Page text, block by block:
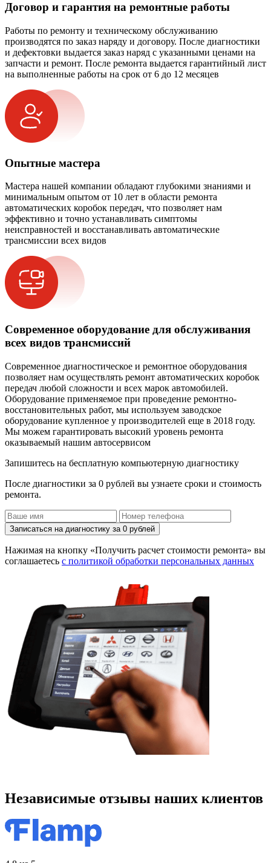
Договор и гарантия на ремонтные работы
Работы по ремонту и техническому обслуживанию
производятся по заказ наряду и договору. После диагностики
и дефектовки выдается заказ наряд с указанными ценами на
запчасти и ремонт. После ремонта выдается гарантийный лист
на выполненные работы на срок от 6 до 12 месяцев
Опытные мастера
Мастера нашей компании обладают глубокими знаниями и
минимальным опытом от 10 лет в области ремонта
автоматических коробок передач, что позволяет нам
эффективно и точно устанавливать симптомы
неисправностей и восстанавливать автоматические
трансмиссии всех видов
Современное оборудование для обслуживания
всех видов трансмиссий
Современное диагностическое и ремонтное оборудования
позволяет нам осуществлять ремонт автоматических коробок
передач любой сложности и всех марок автомобилей.
Оборудование применяемое при проведение ремонтно-
восстановительных работ, мы используем заводское
оборудование купленное у производителей еще в 2018 году.
Мы можем гарантировать высокий уровень ремонта
оказываемый нашим автосервисом
Запишитесь на бесплатную компьютерную диагностику
После диагностики за 0 рублей вы узнаете сроки и стоимость
ремонта.
Записаться на диагностику за 0 рублей
Нажимая на кнопку «Получить расчет стоимости ремонта» вы
соглашаетесь с политикой обработки персональных данных
Независимые отзывы наших клиентов